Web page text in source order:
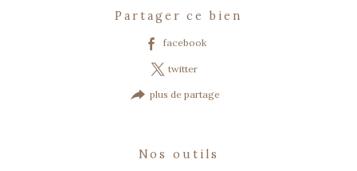
partager ce bien
facebook
twitter
plus de partage
nos outils